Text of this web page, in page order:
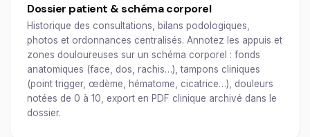
Dossier patient & schéma corporel
Historique des consultations, bilans podologiques,
photos et ordonnances centralisés. Annotez les appuis et
zones douloureuses sur un schéma corporel : fonds
anatomiques (face, dos, rachis…), tampons cliniques
(point trigger, œdème, hématome, cicatrice…), douleurs
notées de 0 à 10, export en PDF clinique archivé dans le
dossier.